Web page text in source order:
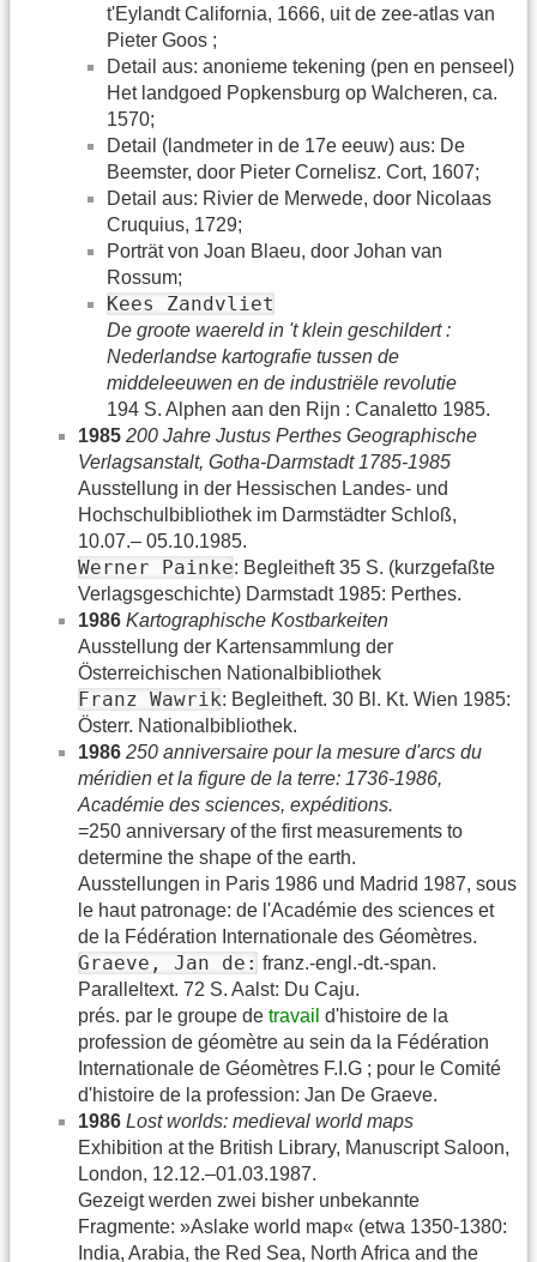
t'Eylandt California, 1666, uit de zee-atlas van
Pieter Goos ;
Detail aus: anonieme tekening (pen en penseel)
Het landgoed Popkensburg op Walcheren, ca.
1570;
Detail (landmeter in de 17e eeuw) aus: De
Beemster, door Pieter Cornelisz. Cort, 1607;
Detail aus: Rivier de Merwede, door Nicolaas
Cruquius, 1729;
Porträt von Joan Blaeu, door Johan van
Rossum;
Kees Zandvliet
De groote waereld in 't klein geschildert :
Nederlandse kartografie tussen de
middeleeuwen en de industriële revolutie
194 S. Alphen aan den Rijn : Canaletto 1985.
1985 200 Jahre Justus Perthes Geographische
Verlagsanstalt, Gotha-Darmstadt 1785-1985
Ausstellung in der Hessischen Landes- und
Hochschulbibliothek im Darmstädter Schloß,
10.07.– 05.10.1985.
Werner Painke: Begleitheft 35 S. (kurzgefaßte
Verlagsgeschichte) Darmstadt 1985: Perthes.
1986 Kartographische Kostbarkeiten
Ausstellung der Kartensammlung der
Österreichischen Nationalbibliothek
Franz Wawrik: Begleitheft. 30 Bl. Kt. Wien 1985:
Österr. Nationalbibliothek.
1986 250 anniversaire pour la mesure d'arcs du
méridien et la figure de la terre: 1736-1986,
Académie des sciences, expéditions.
=250 anniversary of the first measurements to
determine the shape of the earth.
Ausstellungen in Paris 1986 und Madrid 1987, sous
le haut patronage: de l'Académie des sciences et
de la Fédération Internationale des Géomètres.
Graeve, Jan de: franz.-engl.-dt.-span.
Paralleltext. 72 S. Aalst: Du Caju.
prés. par le groupe de travail d'histoire de la
profession de géomètre au sein da la Fédération
Internationale de Géomètres F.I.G ; pour le Comité
d'histoire de la profession: Jan De Graeve.
1986 Lost worlds: medieval world maps
Exhibition at the British Library, Manuscript Saloon,
London, 12.12.–01.03.1987.
Gezeigt werden zwei bisher unbekannte
Fragmente: »Aslake world map« (etwa 1350-1380:
India, Arabia, the Red Sea, North Africa and the